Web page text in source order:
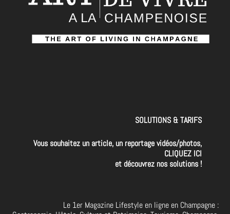
SOLUTIONS & TARIFS
Vous souhaitez un article, un reportage vidéos/photos,
CLIQUEZ ICI
et découvrez nos solutions !
Le 1er Magazine Lifestyle en ligne en Champagne :